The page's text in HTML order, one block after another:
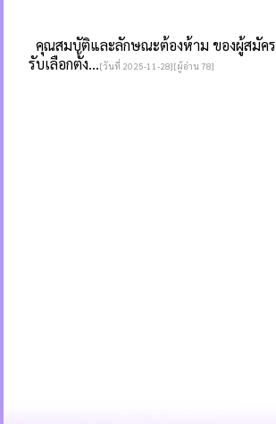
คุณสมบัติและลักษณะต้องห้าม ของผู้สมัคร
รับเลือกตั้ง...[วันที่ 2025-11-28][ผู้อ่าน 78]